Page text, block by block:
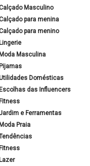
Masculino
para menina
para menino
Masculina
Domésticas
das Influencers
e Ferramentas
Praia